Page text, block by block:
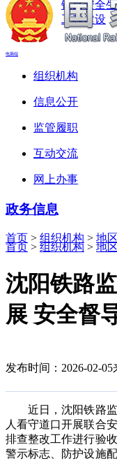
铁路安全生
工程建设
电脑端
组织机构
信息公开
监管履职
互动交流
网上办事
政务信息
首页 > 组织机构 > 地
首页 > 组织机构 > 地
沈阳铁路
展 安全督
发布时间：2026-02-05
近日，沈阳铁路监
人看守道口开展联合
排查整改工作进行验
警示标志、防护设施